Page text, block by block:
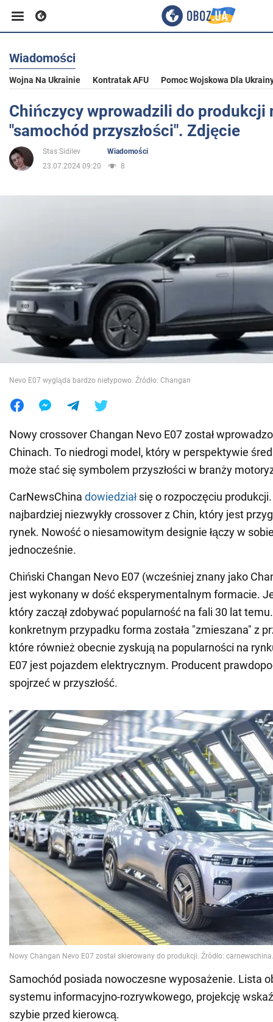
Biznes
Sport
Rozrywka
Społeczeństwo
Wojna na Ukrainie
Świat
Jedzenie
Wiadomości
Wojna Na Ukrainie Kontratak AFU Pomoc Wojskowa Dla
Chińczycy wprowadzili do produkcji
"samochód przyszłości". Zdjęcie
Stas Sidilev
Wiadomości
23.07.2024 09:20
8
Nevo E07 wygląda bardzo nietypowo. Źródło: Changan
Nowy crossover Changan Nevo E07 został
Chinach. To niedrogi model, który w perspektywie
może stać się symbolem przyszłości w branży
CarNewsChina dowiedział się o rozpoczęciu
najbardziej niezwykły crossover z Chin, który jest
rynek. Nowość o niesamowitym designie łączy w
jednocześnie.
Chiński Changan Nevo E07 (wcześniej znany jako
jest wykonany w dość eksperymentalnym formacie.
który zaczął zdobywać popularność na fali 30 lat
konkretnym przypadku forma została "zmieszana" z
które również obecnie zyskują na popularności na
E07 jest pojazdem elektrycznym. Producent
spojrzeć w przyszłość.
Samochód posiada nowoczesne wyposażenie. Lista
systemu informacyjno-rozrywkowego, projekcję
szybie przed kierowcą.